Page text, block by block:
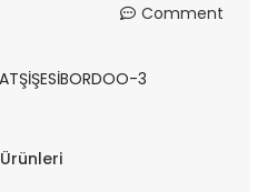
Comment
3